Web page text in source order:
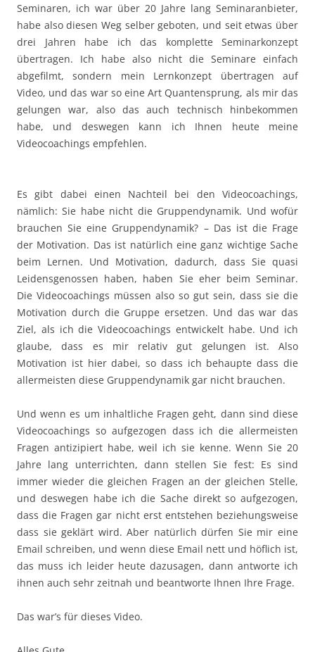
Seminaren, ich war über 20 Jahre lang Seminaranbieter,
habe also diesen Weg selber geboten, und seit etwas über
drei Jahren habe ich das komplette Seminarkonzept
übertragen. Ich habe also nicht die Seminare einfach
abgefilmt, sondern mein Lernkonzept übertragen auf
Video, und das war so eine Art Quantensprung, als mir das
gelungen war, also das auch technisch hinbekommen
habe, und deswegen kann ich Ihnen heute meine
Videocoachings empfehlen.
Es gibt dabei einen Nachteil bei den Videocoachings,
nämlich: Sie habe nicht die Gruppendynamik. Und wofür
brauchen Sie eine Gruppendynamik? – Das ist die Frage
der Motivation. Das ist natürlich eine ganz wichtige Sache
beim Lernen. Und Motivation, dadurch, dass Sie quasi
Leidensgenossen haben, haben Sie eher beim Seminar.
Die Videocoachings müssen also so gut sein, dass sie die
Motivation durch die Gruppe ersetzen. Und das war das
Ziel, als ich die Videocoachings entwickelt habe. Und ich
glaube, dass es mir relativ gut gelungen ist. Also
Motivation ist hier dabei, so dass ich behaupte dass die
allermeisten diese Gruppendynamik gar nicht brauchen.
Und wenn es um inhaltliche Fragen geht, dann sind diese
Videocoachings so aufgezogen dass ich die allermeisten
Fragen antizipiert habe, weil ich sie kenne. Wenn Sie 20
Jahre lang unterrichten, dann stellen Sie fest: Es sind
immer wieder die gleichen Fragen an der gleichen Stelle,
und deswegen habe ich die Sache direkt so aufgezogen,
dass die Fragen gar nicht erst entstehen beziehungsweise
dass sie geklärt wird. Aber natürlich dürfen Sie mir eine
Email schreiben, und wenn diese Email nett und höflich ist,
das muss ich leider heute dazusagen, dann antworte ich
ihnen auch sehr zeitnah und beantworte Ihnen Ihre Frage.
Das war’s für dieses Video.